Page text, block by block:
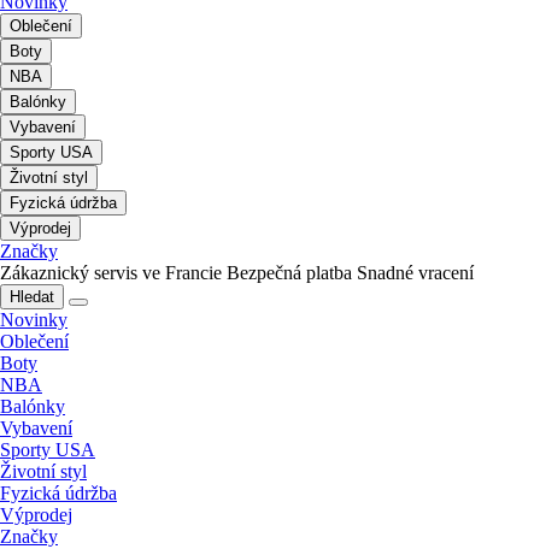
Oblečení
Boty
NBA
Balónky
Vybavení
Sporty USA
Životní styl
Fyzická údržba
Výprodej
Značky
Zákaznický servis ve Francie Bezpečná platba Snadné vracení
Hledat
Novinky
Oblečení
Boty
NBA
Balónky
Vybavení
Sporty USA
Životní styl
Fyzická údržba
Výprodej
Značky